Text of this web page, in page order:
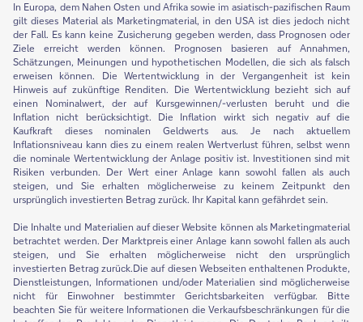
In Europa, dem Nahen Osten und Afrika sowie im asiatisch-pazifischen Raum
gilt dieses Material als Marketingmaterial, in den USA ist dies jedoch nicht
der Fall. Es kann keine Zusicherung gegeben werden, dass Prognosen oder
Ziele erreicht werden können. Prognosen basieren auf Annahmen,
Schätzungen, Meinungen und hypothetischen Modellen, die sich als falsch
erweisen können. Die Wertentwicklung in der Vergangenheit ist kein
Hinweis auf zukünftige Renditen. Die Wertentwicklung bezieht sich auf
einen Nominalwert, der auf Kursgewinnen/-verlusten beruht und die
Inflation nicht berücksichtigt. Die Inflation wirkt sich negativ auf die
Kaufkraft dieses nominalen Geldwerts aus. Je nach aktuellem
Inflationsniveau kann dies zu einem realen Wertverlust führen, selbst wenn
die nominale Wertentwicklung der Anlage positiv ist. Investitionen sind mit
Risiken verbunden. Der Wert einer Anlage kann sowohl fallen als auch
steigen, und Sie erhalten möglicherweise zu keinem Zeitpunkt den
ursprünglich investierten Betrag zurück. Ihr Kapital kann gefährdet sein.
Die Inhalte und Materialien auf dieser Website können als Marketingmaterial
betrachtet werden. Der Marktpreis einer Anlage kann sowohl fallen als auch
steigen, und Sie erhalten möglicherweise nicht den ursprünglich
investierten Betrag zurück.Die auf diesen Webseiten enthaltenen Produkte,
Dienstleistungen, Informationen und/oder Materialien sind möglicherweise
nicht für Einwohner bestimmter Gerichtsbarkeiten verfügbar. Bitte
beachten Sie für weitere Informationen die Verkaufsbeschränkungen für die